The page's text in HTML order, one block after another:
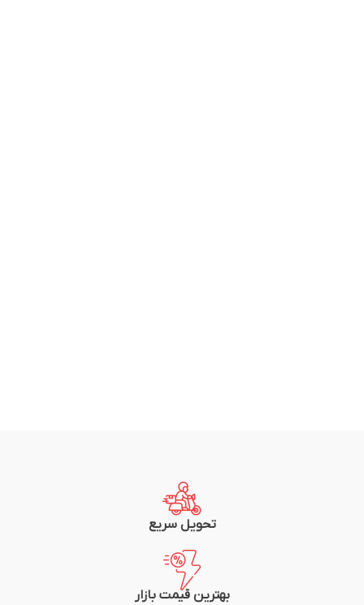
تحویل سریع
بهترین قیمت بازار